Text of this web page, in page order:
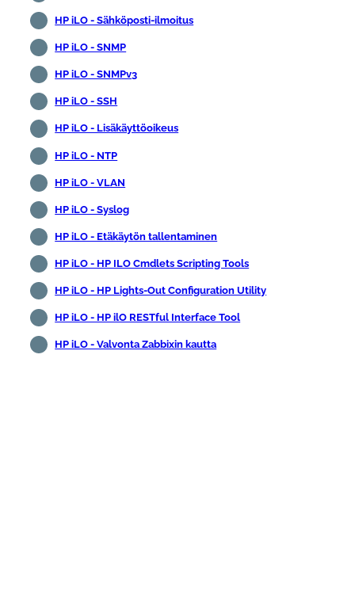
HP iLO - Sähköposti-ilmoitus
HP iLO - SNMP
HP iLO - SNMPv3
HP iLO - SSH
HP iLO - Lisäkäyttöoikeus
HP iLO - NTP
HP iLO - VLAN
HP iLO - Syslog
HP iLO - Etäkäytön tallentaminen
HP iLO - HP ILO Cmdlets Scripting Tools
HP iLO - HP Lights-Out Configuration Utility
HP iLO - HP ilO RESTful Interface Tool
HP iLO - Valvonta Zabbixin kautta